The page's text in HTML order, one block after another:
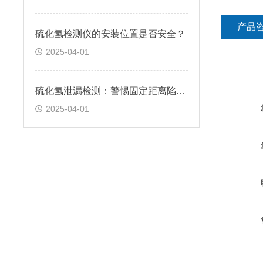
硫化氢检测仪的安装位置是否安全？
2025-04-01
硫化氢泄漏检测：警惕固定距离陷阱！
2025-04-01
产品